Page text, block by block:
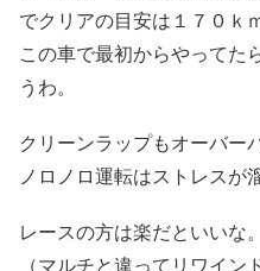
でクリアの目安は１７０ｋ
この車で最初からやってた
うわ。
クリーンラップもオーバー
ノロノロ運転はストレスが
レースの方は楽だといいな。
（マルチと違ってリワイ